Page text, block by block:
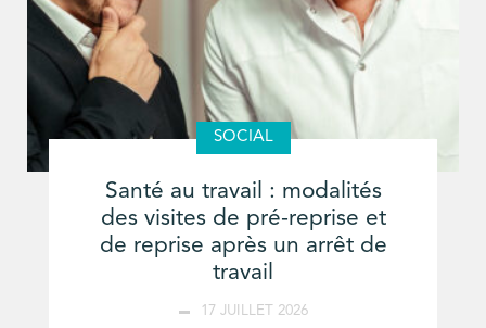
SOCIAL
Santé au travail : modalités
des visites de pré-reprise et
de reprise après un arrêt de
travail
17 JUILLET 2026